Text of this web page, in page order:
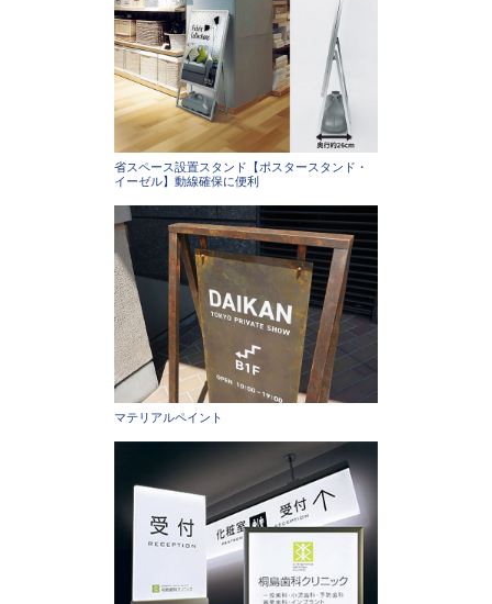
省スペース設置スタンド【ポスタースタンド・
イーゼル】動線確保に便利
マテリアルペイント